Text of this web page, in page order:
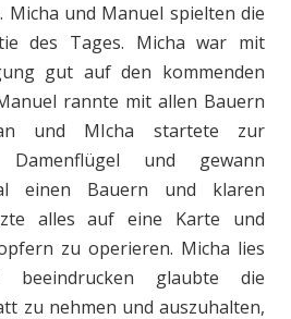
Micha und Manuel spielten die
des Tages. Micha war mit
gut auf den kommenden
rannte mit allen Bauern
und MIcha startete zur
Damenflügel und gewann
einen Bauern und klaren
alles auf eine Karte und
zu operieren. Micha lies
glaubte die
zu nehmen und auszuhalten,